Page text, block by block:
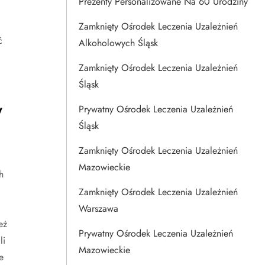
Zamknięty Ośrodek Leczenia Uzależnień
Alkoholowych Śląsk
Zamknięty Ośrodek Leczenia Uzależnień
Śląsk
Prywatny Ośrodek Leczenia Uzależnień
Śląsk
Zamknięty Ośrodek Leczenia Uzależnień
Mazowieckie
Zamknięty Ośrodek Leczenia Uzależnień
Warszawa
Prywatny Ośrodek Leczenia Uzależnień
Mazowieckie